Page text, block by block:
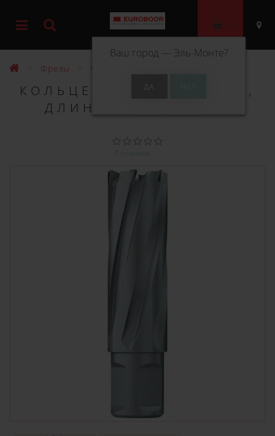
Ваш город — Эль-Монте?
0
Фрезы Фрезы ТСТ 55 мм
КОЛЬЦЕВОЕ СВЕРЛО TCT,
ДЛИНА 55 ММ, Ø 82